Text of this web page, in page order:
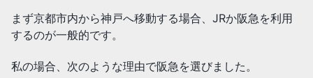
まず京都市内から神戸へ移動する場合、JRか阪急を利用
するのが一般的です。
私の場合、次のような理由で阪急を選びました。